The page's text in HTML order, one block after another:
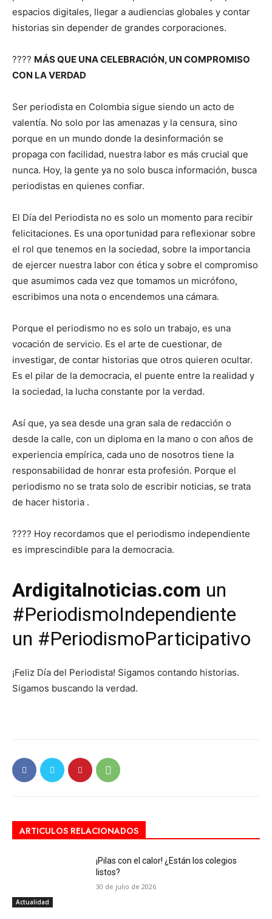
espacios digitales, llegar a audiencias globales y contar
historias sin depender de grandes corporaciones.
????️ MÁS QUE UNA CELEBRACIÓN, UN COMPROMISO
CON LA VERDAD
Ser periodista en Colombia sigue siendo un acto de
valentía. No solo por las amenazas y la censura, sino
porque en un mundo donde la desinformación se
propaga con facilidad, nuestra labor es más crucial que
nunca. Hoy, la gente ya no solo busca información, busca
periodistas en quienes confiar.
El Día del Periodista no es solo un momento para recibir
felicitaciones. Es una oportunidad para reflexionar sobre
el rol que tenemos en la sociedad, sobre la importancia
de ejercer nuestra labor con ética y sobre el compromiso
que asumimos cada vez que tomamos un micrófono,
escribimos una nota o encendemos una cámara.
Porque el periodismo no es solo un trabajo, es una
vocación de servicio. Es el arte de cuestionar, de
investigar, de contar historias que otros quieren ocultar.
Es el pilar de la democracia, el puente entre la realidad y
la sociedad, la lucha constante por la verdad.
Así que, ya sea desde una gran sala de redacción o
desde la calle, con un diploma en la mano o con años de
experiencia empírica, cada uno de nosotros tiene la
responsabilidad de honrar esta profesión. Porque el
periodismo no se trata solo de escribir noticias, se trata
de hacer historia .
???? Hoy recordamos que el periodismo independiente
es imprescindible para la democracia.
Ardigitalnoticias.com un
#PeriodismoIndependiente
un #PeriodismoParticipativo
¡Feliz Día del Periodista! Sigamos contando historias.
Sigamos buscando la verdad.
ARTICULOS RELACIONADOS
Actualidad
¡Pilas con el calor! ¿Están los colegios
listos?
30 de julio de 2026